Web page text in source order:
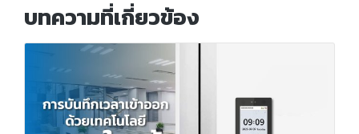
บทความที่เกี่ยวข้อง